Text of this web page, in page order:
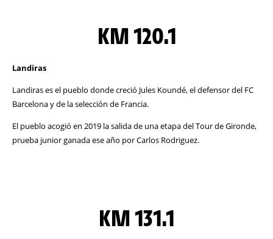
KM 120.1
Landiras
Landiras es el pueblo donde creció Jules Koundé, el defensor del FC
Barcelona y de la selección de Francia.
El pueblo acogió en 2019 la salida de una etapa del Tour de Gironde,
prueba junior ganada ese año por Carlos Rodriguez.
KM 131.1